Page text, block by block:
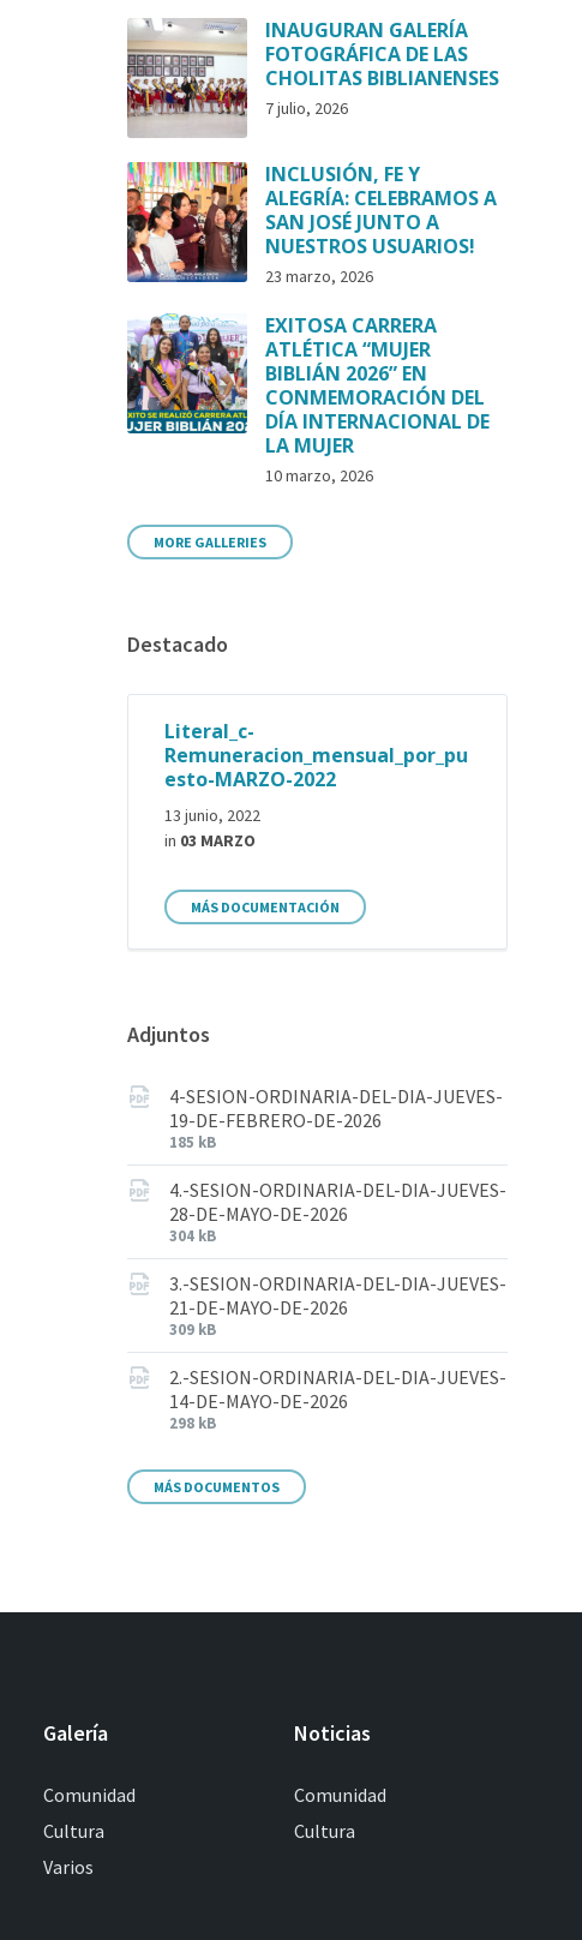
INAUGURAN GALERÍA
FOTOGRÁFICA DE LAS
CHOLITAS BIBLIANENSES
7 julio, 2026
INCLUSIÓN, FE Y
ALEGRÍA: CELEBRAMOS A
SAN JOSÉ JUNTO A
NUESTROS USUARIOS!
23 marzo, 2026
EXITOSA CARRERA
ATLÉTICA “MUJER
BIBLIÁN 2026” EN
CONMEMORACIÓN DEL
DÍA INTERNACIONAL DE
LA MUJER
10 marzo, 2026
MORE GALLERIES
Destacado
Literal_c-
Remuneracion_mensual_por_pu
esto-MARZO-2022
13 junio, 2022
in 03 MARZO
MÁS DOCUMENTACIÓN
Adjuntos
4-SESION-ORDINARIA-DEL-DIA-JUEVES-
19-DE-FEBRERO-DE-2026
185 kB
4.-SESION-ORDINARIA-DEL-DIA-JUEVES-
28-DE-MAYO-DE-2026
304 kB
3.-SESION-ORDINARIA-DEL-DIA-JUEVES-
21-DE-MAYO-DE-2026
309 kB
2.-SESION-ORDINARIA-DEL-DIA-JUEVES-
14-DE-MAYO-DE-2026
298 kB
MÁS DOCUMENTOS
Galería
Comunidad
Cultura
Varios
Noticias
Comunidad
Cultura